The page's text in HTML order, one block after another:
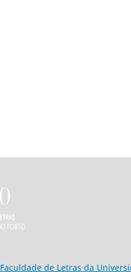
Faculdade de Letras da